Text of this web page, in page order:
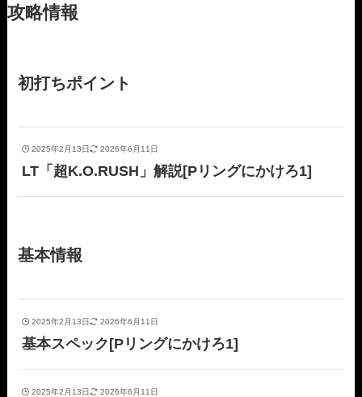
攻略情報
初打ちポイント
2025年2月13日 2026年6月11日
LT「超K.O.RUSH」解説[Pリングにかけろ1]
基本情報
2025年2月13日 2026年6月11日
基本スペック[Pリングにかけろ1]
2025年2月13日 2026年6月11日